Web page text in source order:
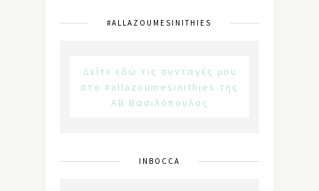
#ALLAZOUMESINITHIES
Δείτε εδώ τις συνταγές μου
στο #allazoumesinithies της
ΑΒ Βασιλόπουλος
INBOCCA